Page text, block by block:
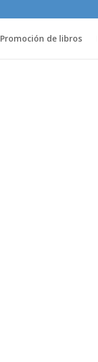
Promoción de libros